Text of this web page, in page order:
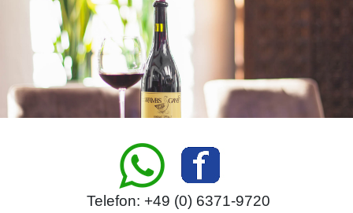
Telefon: +49 (0) 6371-9720